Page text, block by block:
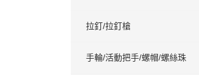
拉釘/拉釘槍
手輪/活動把手/螺帽/螺絲珠